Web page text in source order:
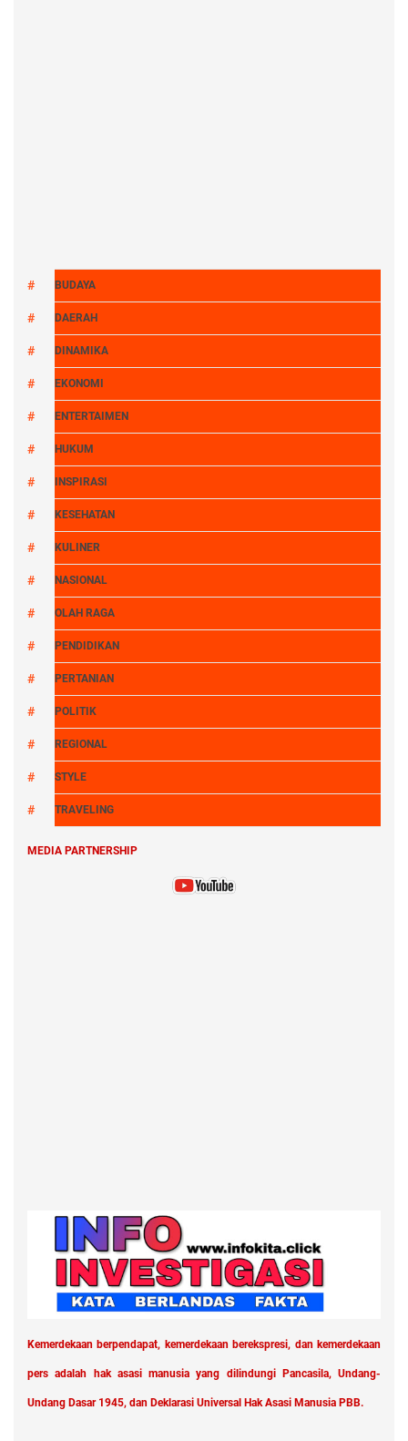
BUDAYA
DAERAH
DINAMIKA
EKONOMI
ENTERTAIMEN
HUKUM
INSPIRASI
KESEHATAN
KULINER
NASIONAL
OLAH RAGA
PENDIDIKAN
PERTANIAN
POLITIK
REGIONAL
STYLE
TRAVELING
MEDIA PARTNERSHIP
Kemerdekaan berpendapat, kemerdekaan berekspresi, dan kemerdekaan
pers adalah hak asasi manusia yang dilindungi Pancasila, Undang-
Undang Dasar 1945, dan Deklarasi Universal Hak Asasi Manusia PBB.